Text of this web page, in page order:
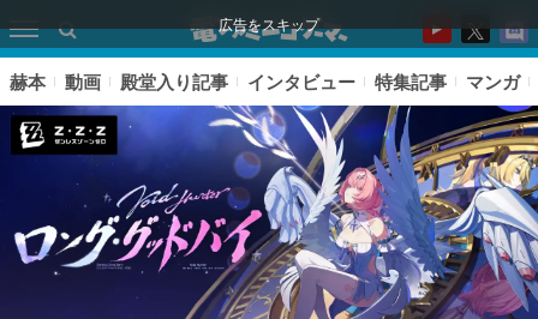
広告をスキップ
赫本 動画 殿堂入り記事 インタビュー 特集記事 マンガ